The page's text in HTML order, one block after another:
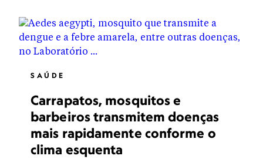
SAÚDE
Carrapatos, mosquitos e
barbeiros transmitem doenças
mais rapidamente conforme o
clima esquenta